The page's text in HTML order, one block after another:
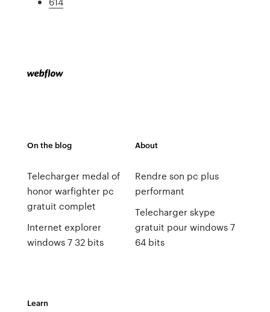
On the blog
Telecharger medal of
honor warfighter pc
gratuit complet
Internet explorer
windows 7 32 bits
About
Rendre son pc plus
performant
Telecharger skype
gratuit pour windows 7
64 bits
Learn